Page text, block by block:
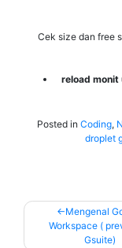
Cek size dan free
reload monit
Posted in Coding,
droplet
Post
navigation
Mengenal
Workspace (
Gsuite)